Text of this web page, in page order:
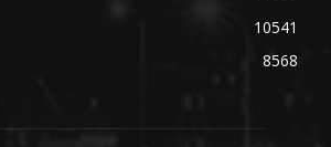
10541
8568